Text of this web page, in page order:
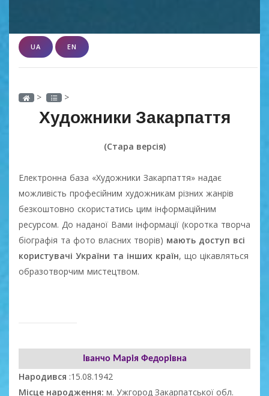
UA EN
> >
Художники Закарпаття
(Стара версія)
Електронна база «Художники Закарпаття» надає
можливість професійним художникам різних жанрів
безкоштовно скористатись цим інформаційним
ресурсом. До наданої Вами інформації (коротка творча
біографія та фото власних творів) мають доступ всі
користувачі України та інших країн, що цікавляться
образотворчим мистецтвом.
Іванчо Марія Федорівна
Народився :15.08.1942
Місце народження: м. Ужгород Закарпатської обл.